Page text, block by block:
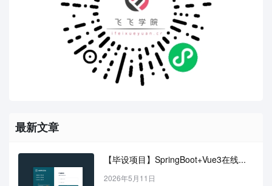
最新文章
【毕设项目】SpringBoot+Vue3在线...
2026年5月11日